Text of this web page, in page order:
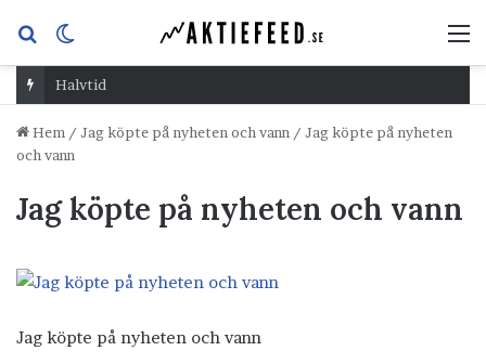
Sök
efterskin
Halvtid
Hem / Jag köpte på nyheten och vann / Jag köpte på nyheten
och vann
Jag köpte på nyheten och vann
Jag köpte på nyheten och vann